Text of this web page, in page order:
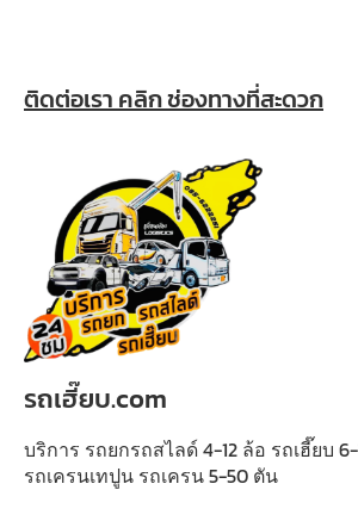
ติดต่อเรา คลิก ช่องทางที่สะดวก
รถเฮี๊ยบ.com
บริการ รถยกรถสไลด์ 4-12 ล้อ รถเฮี๊ยบ
รถเครนเทปูน รถเครน 5-50 ตัน